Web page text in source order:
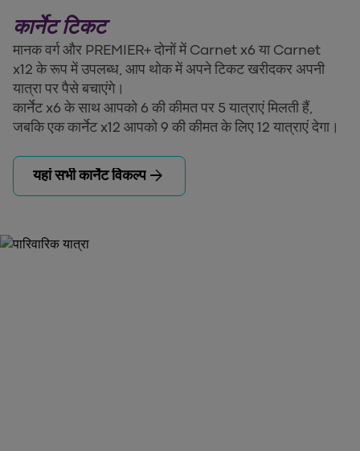
कार्नेट टिकट
मानक वर्ग और PREMIER+ दोनों में Carnet x6 या Carnet
x12 के रूप में उपलब्ध, आप थोक में अपने टिकट खरीदकर अपनी
यात्रा पर पैसे बचाएंगे।
कार्नेट x6 के साथ आपको 6 की कीमत पर 5 यात्राएं मिलती हैं,
जबकि एक कार्नेट x12 आपको 9 की कीमत के लिए 12 यात्राएं देगा।
यहां सभी कार्नेट विकल्प arrow_forward